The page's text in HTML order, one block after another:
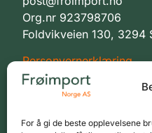
For å gi de beste opplevelsene
Org.nr 923798706
Foldvikveien 130, 3294
Personvernerklæring
Vilkår